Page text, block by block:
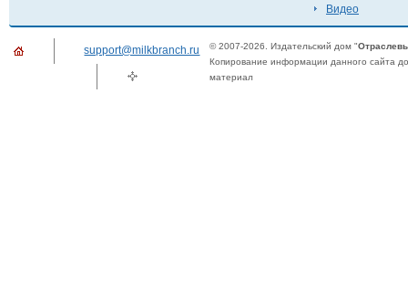
Видео
support@milkbranch.ru © 2007-2026. Издательский дом "
Копирование информации данного сайта
материал